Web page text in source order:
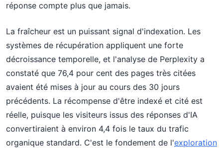
réponse compte plus que jamais.
La fraîcheur est un puissant signal d'indexation. Les
systèmes de récupération appliquent une forte
décroissance temporelle, et l'analyse de Perplexity a
constaté que 76,4 pour cent des pages très citées
avaient été mises à jour au cours des 30 jours
précédents. La récompense d'être indexé et cité est
réelle, puisque les visiteurs issus des réponses d'IA
convertiraient à environ 4,4 fois le taux du trafic
organique standard. C'est le fondement de l'exploration